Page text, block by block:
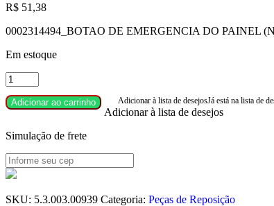
R$ 51,38
0002314494_BOTAO DE EMERGENCIA DO PAINEL
Em estoque
0002314494_BOTAO
DE
EMERGENCIA
(NC)
quantidade
Adicionar ao carrinho Adicionar à lista de desejosJá está na lista de
Adicionar à lista de desejos
Simulação de frete
SKU: 5.3.003.00939 Categoria: Peças de Reposição